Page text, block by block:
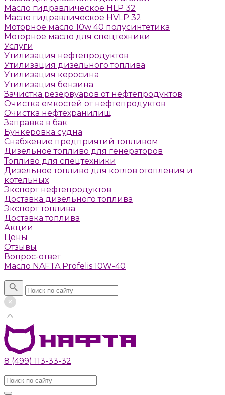
Масло гидравлическое HLP 32
Масло гидравлическое HVLP 32
Моторное масло 10w 40 полусинтетика
Моторное масло для спецтехники
Услуги
Утилизация нефтепродуктов
Утилизация дизельного топлива
Утилизация керосина
Утилизация бензина
Зачистка резервуаров от нефтепродуктов
Очистка емкостей от нефтепродуктов
Очистка нефтехранилищ
Заправка в бак
Бункеровка судна
Снабжение предприятий топливом
Дизельное топливо для генераторов
Топливо для спецтехники
Дизельное топливо для котлов отопления и
котельных
Экспорт нефтепродуктов
Доставка дизельного топлива
Экспорт топлива
Доставка топлива
Акции
Цены
Отзывы
Вопрос-ответ
Масло NAFTA Profelis 10W-40
8 (499) 113-33-32